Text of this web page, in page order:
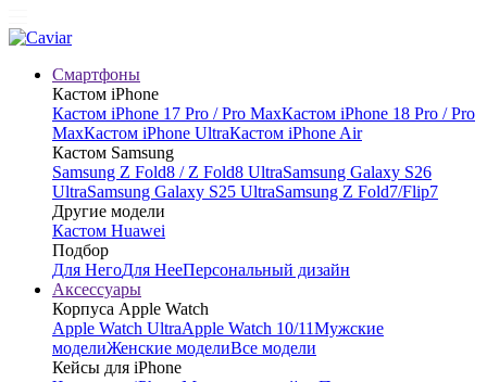
Смартфоны
Кастом iPhone
Кастом iPhone 17 Pro / Pro MaxКастом iPhone 18 Pro / Pro
MaxКастом iPhone UltraКастом iPhone Air
Кастом Samsung
Samsung Z Fold8 / Z Fold8 UltraSamsung Galaxy S26
UltraSamsung Galaxy S25 UltraSamsung Z Fold7/Flip7
Другие модели
Кастом Huawei
Подбор
Для НегоДля НееПерсональный дизайн
Аксессуары
Корпуса Apple Watch
Apple Watch UltraApple Watch 10/11Мужские
моделиЖенские моделиВсе модели
Кейсы для iPhone